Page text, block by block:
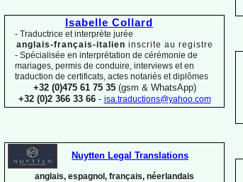
Isabelle Collard
- Traductrice et interprète jurée
anglais-français-italien inscrite au registre
- Spécialisée en interprétation de cérémonie de
mariages, permis de conduire, interviews et en
traduction de certificats, actes notariés et diplômes
+32 (0)475 61 75 35(gsm & WhatsApp)
+32 (0)2 366 33 66 - isa.traductions@yahoo.com
Nuytten Legal Translations
anglais, espagnol, français, néerlandais